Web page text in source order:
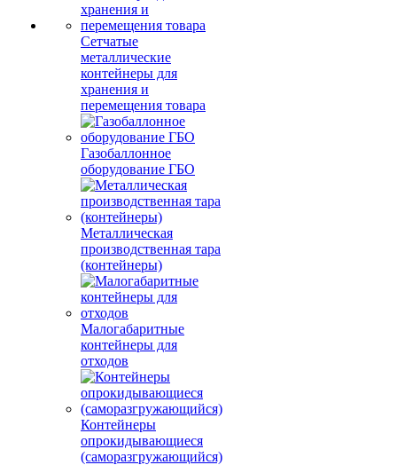
Сетчатые
металлические
контейнеры для
хранения и
перемещения товара
Газобаллонное
оборудование ГБО
Металлическая
производственная тара
(контейнеры)
Малогабаритные
контейнеры для
отходов
Контейнеры
опрокидывающиеся
(саморазгружающийся)